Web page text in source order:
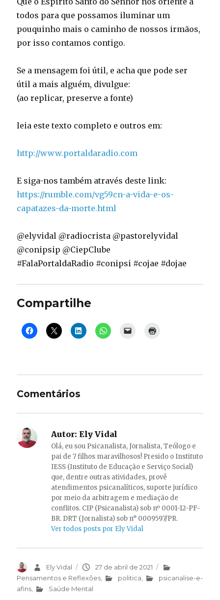
todos para que possamos iluminar um
pouquinho mais o caminho de nossos irmãos,
por isso contamos contigo.
Se a mensagem foi útil, e acha que pode ser
útil a mais alguém, divulgue:
(ao replicar, preserve a fonte)
leia este texto completo e outros em:
http://www.portaldaradio.com
E siga-nos também através deste link:
https://rumble.com/vg59cn-a-vida-e-os-
capatazes-da-morte.html
@elyvidal @radiocrista @pastorelyvidal
@conipsip @CiepClube
#FalaPortaldaRadio #conipsi #cojae #dojae
Compartilhe
Comentários
Autor: Ely Vidal
Olá, eu sou Psicanalista, Jornalista, Teólogo e
pai de 7 filhos maravilhosos! Presido o Instituto
IESS (Instituto de Educação e Serviço Social)
que, dentre outras atividades, provê
atendimentos psicanalíticos, suporte jurídico
por meio da arbitragem e mediação de
conflitos. CIP (Psicanalista) sob nº 0001-12-PF-
BR. DRT (Jornalista) sob n° 0009597/PR.
Ver todos posts por Ely Vidal
AutorEly Vidal
Publicado
em
27 de abril de 2021
Categorias
Pensamentos e Reflexões
politica
psicanalise-e-
afins
Saúde Mental